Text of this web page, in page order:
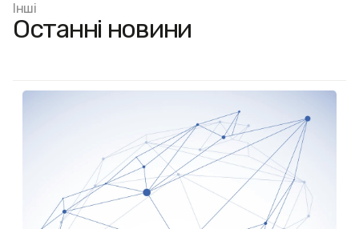
Інші
Останні новини